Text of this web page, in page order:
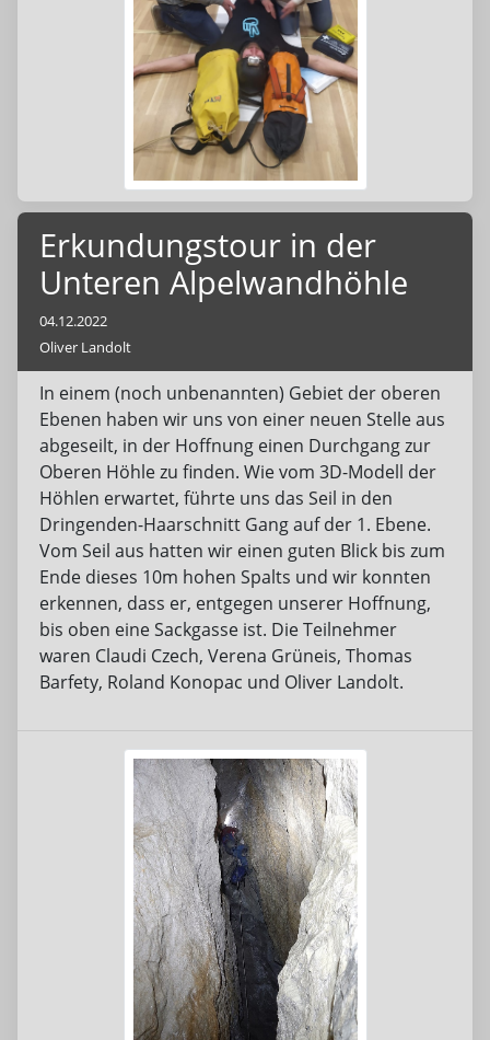
Roy Lichtenheldt gab uns Knotenkunde. Welche
Knoten sind wichtig, Achter, Schmetterling,
Burlin, Mastwurf usw. Welche lösen sich nicht,
helfen mir als Trittschlaufe , als Abseilhilfe oder
dienen zur weiteren Sicherung. Auch hier wurde
viel mit Seilstücken und Karabiner probiert.
Zum Abschluss ließen wir uns alle die
Geburtstagstorte schmecken. Herzlich Dank
Sarah, dass Du diesen Tag mit uns verbracht
hast!
Erkundungstour in der
Unteren Alpelwandhöhle
04.12.2022
Oliver Landolt
In einem (noch unbenannten) Gebiet der oberen
Ebenen haben wir uns von einer neuen Stelle aus
abgeseilt, in der Hoffnung einen Durchgang zur
Oberen Höhle zu finden. Wie vom 3D-Modell der
Höhlen erwartet, führte uns das Seil in den
Dringenden-Haarschnitt Gang auf der 1. Ebene.
Vom Seil aus hatten wir einen guten Blick bis zum
Ende dieses 10m hohen Spalts und wir konnten
erkennen, dass er, entgegen unserer Hoffnung,
bis oben eine Sackgasse ist. Die Teilnehmer
waren Claudi Czech, Verena Grüneis, Thomas
Barfety, Roland Konopac und Oliver Landolt.